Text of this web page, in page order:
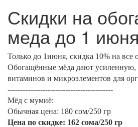
Скидки на
меда до 1
Только до 1июня, скидка 10% на все
Обогащённые мёда дают усиленную,
витаминов и микроэлементов для
------------------------------------------
Мёд с мумиё:
Обычная цена: 180 сом/250 гр
Цена по скидке: 162 сома/250 гр